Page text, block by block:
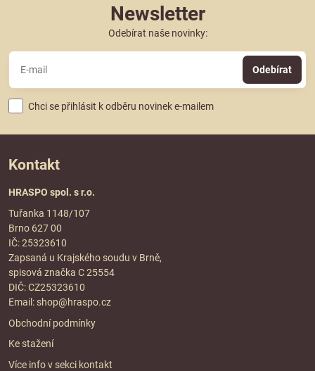
Newsletter
Odebírat naše novinky:
Odebírat
Chci se přihlásit k odběru novinek e-mailem
Kontakt
HRASPO spol. s r.o.
Tuřanka 1148/107
Brno 627 00
IČ: 25323610
Zapsaná u Krajského soudu v Brně,
spisová značka C 25554
DIČ: CZ25323610
Email: shop@hraspo.cz
Obchodní podmínky
Ke stažení
Více info v sekci kontakt